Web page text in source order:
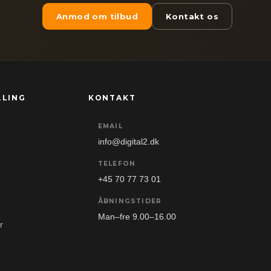
Anmod om tilbud Kontakt os
KONTAKT
EMAIL
info@digital2.dk
TELEFON
+45 70 77 73 01
ÅBNINGSTIDER
Man–fre 9.00–16.00